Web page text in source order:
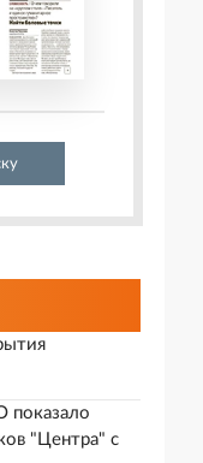
показало
"Центра" с